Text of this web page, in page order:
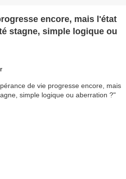
encore, mais l'état
stagne, simple logique ou